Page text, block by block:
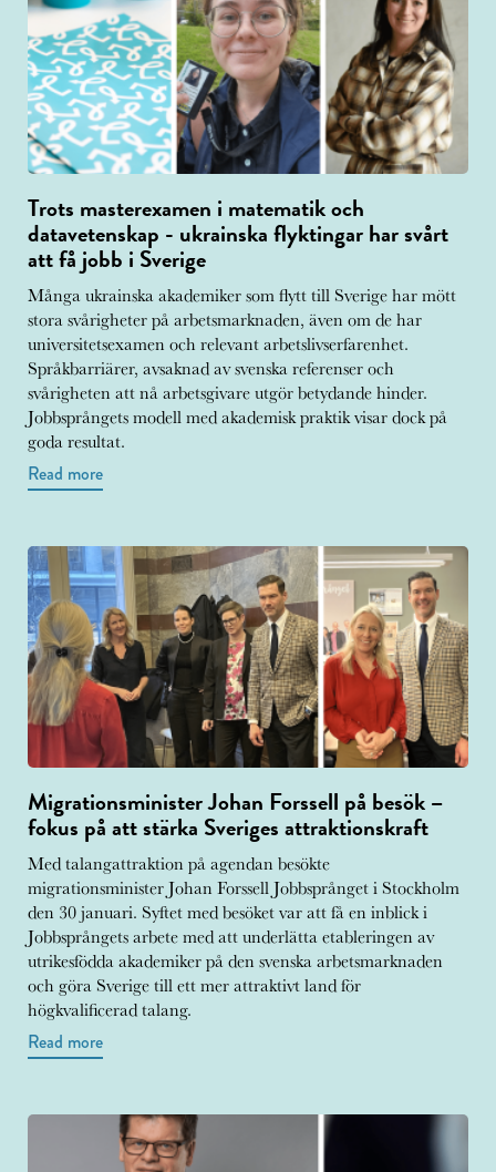
Trots masterexamen i matematik och
datavetenskap - ukrainska flyktingar har svårt
att få jobb i Sverige
Många ukrainska akademiker som flytt till Sverige har mött
stora svårigheter på arbetsmarknaden, även om de har
universitetsexamen och relevant arbetslivserfarenhet.
Språkbarriärer, avsaknad av svenska referenser och
svårigheten att nå arbetsgivare utgör betydande hinder.
Jobbsprångets modell med akademisk praktik visar dock på
goda resultat.
Read more
Migrationsminister Johan Forssell på besök –
fokus på att stärka Sveriges attraktionskraft
Med talangattraktion på agendan besökte
migrationsminister Johan Forssell Jobbsprånget i Stockholm
den 30 januari. Syftet med besöket var att få en inblick i
Jobbsprångets arbete med att underlätta etableringen av
utrikesfödda akademiker på den svenska arbetsmarknaden
och göra Sverige till ett mer attraktivt land för
högkvalificerad talang.
Read more